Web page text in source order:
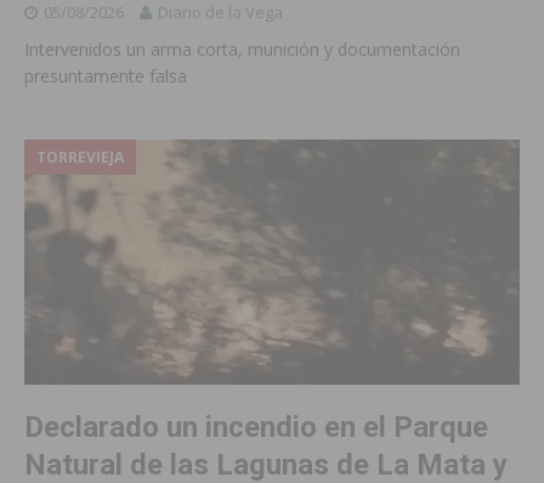
05/08/2026 Diario de la Vega
Intervenidos un arma corta, munición y documentación
presuntamente falsa
TORREVIEJA
Declarado un incendio en el Parque
Natural de las Lagunas de La Mata y